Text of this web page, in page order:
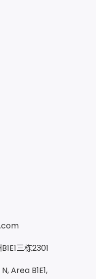
三栋2301
Area B1E1,